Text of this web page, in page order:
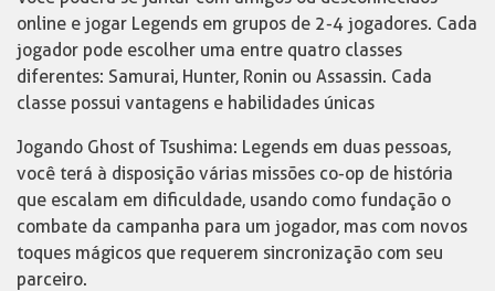
online e jogar Legends em grupos de 2-4 jogadores. Cada
jogador pode escolher uma entre quatro classes
diferentes: Samurai, Hunter, Ronin ou Assassin. Cada
classe possui vantagens e habilidades únicas
Jogando Ghost of Tsushima: Legends em duas pessoas,
você terá à disposição várias missões co-op de história
que escalam em dificuldade, usando como fundação o
combate da campanha para um jogador, mas com novos
toques mágicos que requerem sincronização com seu
parceiro.